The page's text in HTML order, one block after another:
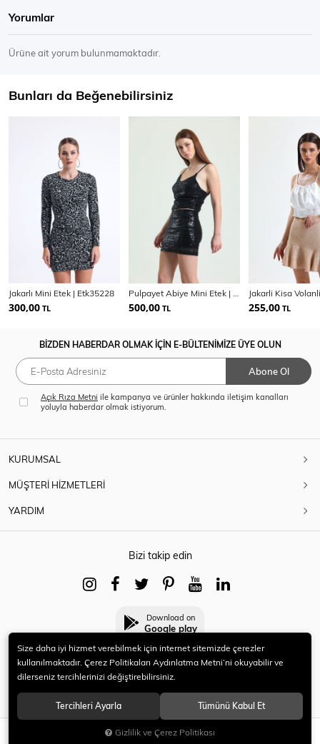
SEPETE EKLE
Yorumlar
Ürüne ait yorum bulunmamaktadır.
Bunları da Beğenebilirsiniz
Jakarlı Mini Etek | Etk35228
300,00 TL 500,00 TL 255,00 TL
BİZDEN HABERDAR OLMAK İÇİN E-BÜLTENİMİZE ÜYE OLUN
Abone Ol
Açık Rıza Metni ile kampanya ve ürünler hakkında iletişim kanalları
yoluyla haberdar olmak istiyorum.
KURUMSAL
MÜŞTERİ HİZMETLERİ
YARDIM
Bizi takip edin
Download on
Google play
© 2021 HERYENİ. Tüm hakları saklıdır.
Size daha iyi hizmet verebilmek için internet sitemizde çerezler
kullanılmaktadır. Çerez Politikaları Aydınlatma Metni’ni okuyabilir ve
dilerseniz tercihlerinizi değiştirebilirsiniz.
Tercihleri Ayarla Tümünü Kabul Et
Gizlilik ve Çerez Politikası